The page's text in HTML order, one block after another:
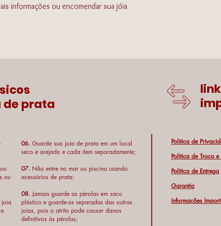
informações ou encomendar sua jóia
de prata
ou
joia
06. Guarde sua joia de prata em um local
seco e arejado e cada item separadamente;
07. Não entre no mar ou piscina usando
acessórios de prata;
08.Jamais guarde as pérolas em saco
plástico e guarde-as separadas das outras
joias, pois o atrito pode causar danos
definitivos às pérolas;
Politica de
Politica de Troca
Politica de Entrega
Garantia
Informações